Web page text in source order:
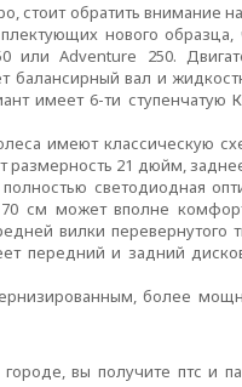
стоит обратить внимание
нового образца,
или Adventure 250.
балансирный вал и
имеет 6-ти ступенчатую
имеют классическую
размерность 21 дюйм,
светодиодная
см может вполне
вилки перевернутого
передний и задний
более
вы получите птс и